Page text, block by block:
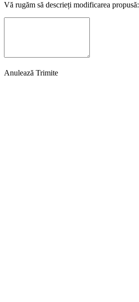
Vă rugăm să descrieți modificarea propusă:
Anulează Trimite